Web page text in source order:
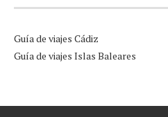
Guía de viajes Cádiz
Guía de viajes Islas Baleares